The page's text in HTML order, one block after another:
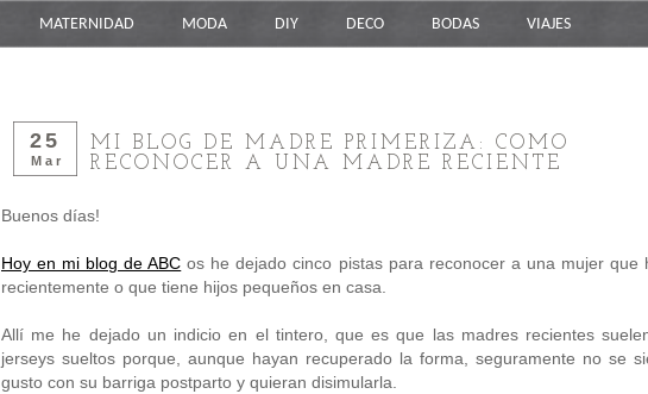
MATERNIDAD MODA DIY DECO BODAS VIAJES
25
Mar
MI BLOG DE MADRE PRIMERIZA: COMO
RECONOCER A UNA MADRE RECIENTE
Buenos días!
Hoy en mi blog de ABC os he dejado cinco pistas para reconocer a una mujer que
recientemente o que tiene hijos pequeños en casa.
Allí me he dejado un indicio en el tintero, que es que las madres recientes
jerseys sueltos porque, aunque hayan recuperado la forma, seguramente no se
gusto con su barriga postparto y quieran disimularla.